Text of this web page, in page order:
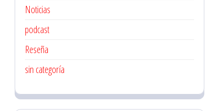
Noticias
podcast
Reseña
sin categoría